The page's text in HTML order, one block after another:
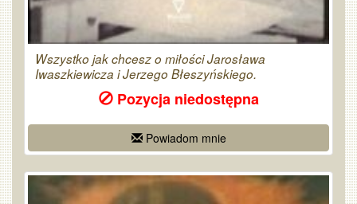
Wszystko jak chcesz o miłości Jarosława
Iwaszkiewicza i Jerzego Błeszyńskiego.
Pozycja niedostępna
Powiadom mnie